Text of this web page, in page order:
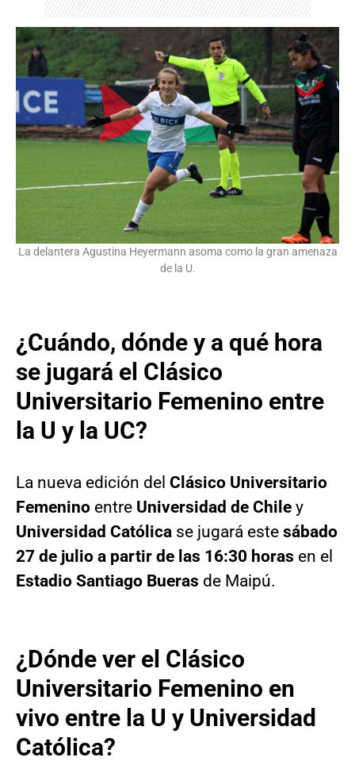
La delantera Agustina Heyermann asoma como la gran amenaza
de la U.
¿Cuándo, dónde y a qué hora
se jugará el Clásico
Universitario Femenino entre
la U y la UC?
La nueva edición del Clásico Universitario
Femenino entre Universidad de Chile y
Universidad Católica se jugará este sábado
27 de julio a partir de las 16:30 horas en el
Estadio Santiago Bueras de Maipú.
¿Dónde ver el Clásico
Universitario Femenino en
vivo entre la U y Universidad
Católica?